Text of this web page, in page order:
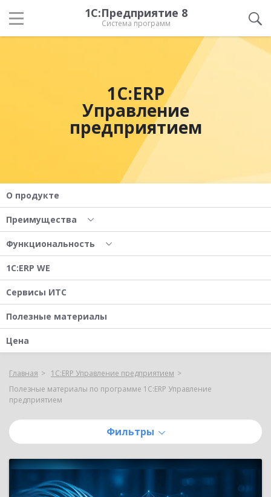
1С:Предприятие 8
Система программ
1С:ERP
Управление
предприятием
О продукте
Преимущества
Функциональность
1С:ERP WE
Сервисы ИТС
Полезные материалы
Цена
Главная
1С:ERP Управление предприятием
Полезные материалы по программе 1С:ERP Управление
предприятием
Фильтры